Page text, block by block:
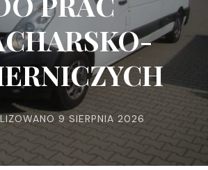
9 SIERPNIA 2026